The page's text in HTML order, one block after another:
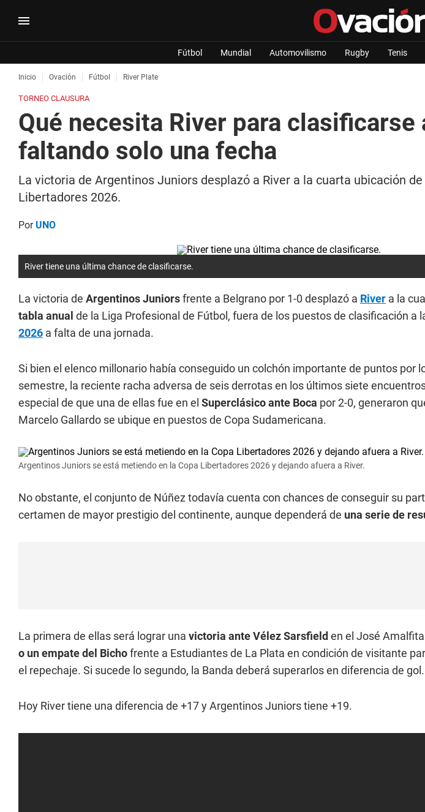
Fútbol Mundial Automovilismo Rugby Tenis
Inicio Ovación Fútbol River Plate
TORNEO CLAUSURA
Qué necesita River para
faltando solo una fecha
La victoria de Argentinos Juniors desplazó a River a la cuarta ubicación
Libertadores 2026.
PorUNO
River tiene una última chance de clasificarse.
La victoria de Argentinos Juniorsfrente a Belgrano por 1-0 desplazó a River a la
tabla anual de la Liga Profesional de Fútbol, fuera de los puestos de clasificación a
2026 a falta de una jornada.
Si bien el elenco millonario había conseguido un colchón importante de puntos por
semestre, la reciente racha adversa de seis derrotas en los últimos siete
especial de que una de ellas fue en el Superclásico ante Boca por 2-0, generaron
Marcelo Gallardo se ubique en puestos de Copa Sudamericana.
Argentinos Juniors se está metiendo en la Copa Libertadores 2026 y dejando afuera a River.
No obstante, el conjunto de Núñez todavía cuenta con chances de conseguir su
certamen de mayor prestigio del continente, aunque dependerá de una serie de
La primera de ellas será lograr una victoria ante Vélez Sarsfield en el José
o un empate del Bichofrente a Estudiantes de La Plata en condición de visitante
el repechaje. Si sucede lo segundo, la Banda deberá superarlos en diferencia de gol.
Hoy River tiene una diferencia de +17 y Argentinos Juniors tiene +19.